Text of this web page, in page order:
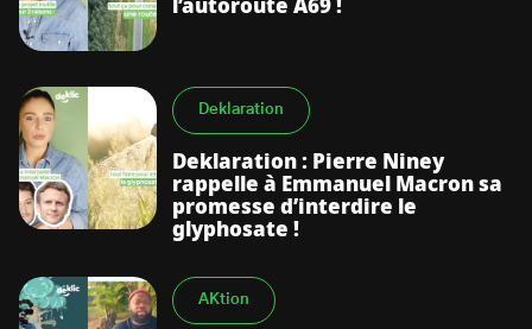
l’autoroute A69 !
Deklaration
Deklaration : Pierre Niney
rappelle à Emmanuel Macron sa
promesse d’interdire le
glyphosate !
AKtion